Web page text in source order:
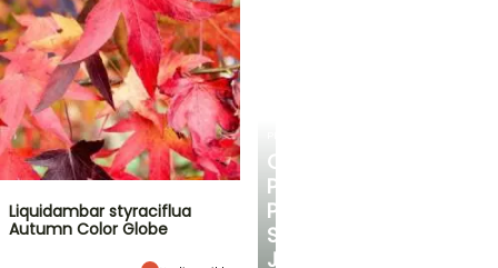
CONSEJOS
PERSONALIZADOS
PARA
SU
JARDÍN
Liquidambar styraciflua
Autumn Color Globe